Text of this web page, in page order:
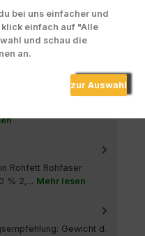
High Light bei jedem
Wurst mit 80%
Rohfett Rohfaser
% 2,... Mehr lesen
Gewicht d.
bei uns einfacher und
einfach auf "Alle
und schau die
an.
zur Auswahl